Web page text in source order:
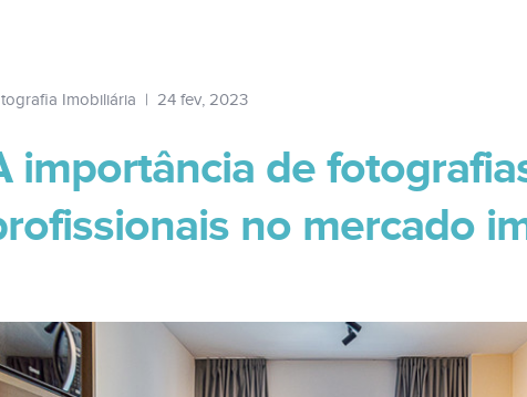
Imobiliária | 24 fev, 2023
importância de
no mercado